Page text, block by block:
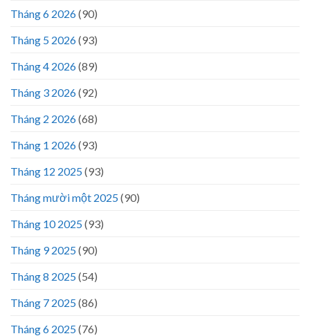
Tháng 6 2026(90)
Tháng 5 2026(93)
Tháng 4 2026(89)
Tháng 3 2026(92)
Tháng 2 2026(68)
Tháng 1 2026(93)
Tháng 12 2025(93)
Tháng mười một 2025(90)
Tháng 10 2025(93)
Tháng 9 2025(90)
Tháng 8 2025(54)
Tháng 7 2025(86)
Tháng 6 2025(76)